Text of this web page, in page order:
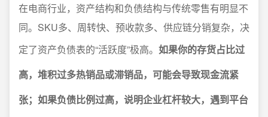
在电商行业，资产结构和负债结构与传统零售有明显不
同。SKU多、周转快、预收款多、供应链分销复杂，决
定了资产负债表的“活跃度”极高。 如果你的存货占比过
高，堆积过多热销品或滞销品，可能会导致现金流紧
张；如果负债比例过高，说明企业杠杆较大，遇到平台